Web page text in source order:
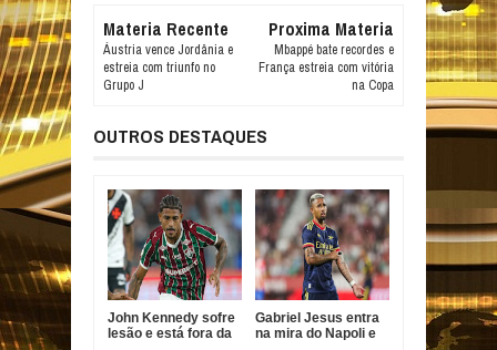
Materia Recente
Áustria vence Jordânia e
estreia com triunfo no
Grupo J
Proxima Materia
Mbappé bate recordes e
França estreia com vitória
na Copa
OUTROS DESTAQUES
John Kennedy sofre
lesão e está fora da
Gabriel Jesus entra
na mira do Napoli e